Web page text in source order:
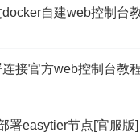
自建web控制台
接官方web控制台教
署easytier节点[官服版]